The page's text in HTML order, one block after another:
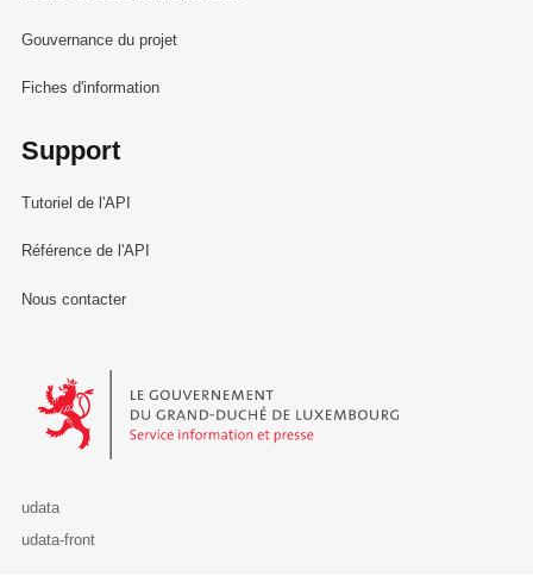
Gouvernance du projet
Fiches d'information
Support
Tutoriel de l'API
Référence de l'API
Nous contacter
Le Gouvernement du Grand-Duché de Luxembourg - Service
udata
udata-front